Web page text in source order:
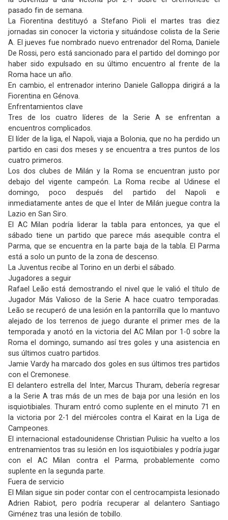
pasado fin de semana.
La Fiorentina destituyó a Stefano Pioli el martes tras diez
jornadas sin conocer la victoria y situándose colista de la Serie
A. El jueves fue nombrado nuevo entrenador del Roma, Daniele
De Rossi, pero está sancionado para el partido del domingo por
haber sido expulsado en su último encuentro al frente de la
Roma hace un año.
En cambio, el entrenador interino Daniele Galloppa dirigirá a la
Fiorentina en Génova.
Enfrentamientos clave
Tres de los cuatro líderes de la Serie A se enfrentan a
encuentros complicados.
El líder de la liga, el Napoli, viaja a Bolonia, que no ha perdido un
partido en casi dos meses y se encuentra a tres puntos de los
cuatro primeros.
Los dos clubes de Milán y la Roma se encuentran justo por
debajo del vigente campeón. La Roma recibe al Udinese el
domingo, poco después del partido del Napoli e
inmediatamente antes de que el Inter de Milán juegue contra la
Lazio en San Siro.
El AC Milan podría liderar la tabla para entonces, ya que el
sábado tiene un partido que parece más asequible contra el
Parma, que se encuentra en la parte baja de la tabla. El Parma
está a solo un punto de la zona de descenso.
La Juventus recibe al Torino en un derbi el sábado.
Jugadores a seguir
Rafael Leão está demostrando el nivel que le valió el título de
Jugador Más Valioso de la Serie A hace cuatro temporadas.
Leão se recuperó de una lesión en la pantorrilla que lo mantuvo
alejado de los terrenos de juego durante el primer mes de la
temporada y anotó en la victoria del AC Milan por 1-0 sobre la
Roma el domingo, sumando así tres goles y una asistencia en
sus últimos cuatro partidos.
Jamie Vardy ha marcado dos goles en sus últimos tres partidos
con el Cremonese.
El delantero estrella del Inter, Marcus Thuram, debería regresar
a la Serie A tras más de un mes de baja por una lesión en los
isquiotibiales. Thuram entró como suplente en el minuto 71 en
la victoria por 2-1 del miércoles contra el Kairat en la Liga de
Campeones.
El internacional estadounidense Christian Pulisic ha vuelto a los
entrenamientos tras su lesión en los isquiotibiales y podría jugar
con el AC Milan contra el Parma, probablemente como
suplente en la segunda parte.
Fuera de servicio
El Milan sigue sin poder contar con el centrocampista lesionado
Adrien Rabiot, pero podría recuperar al delantero Santiago
Giménez tras una lesión de tobillo.